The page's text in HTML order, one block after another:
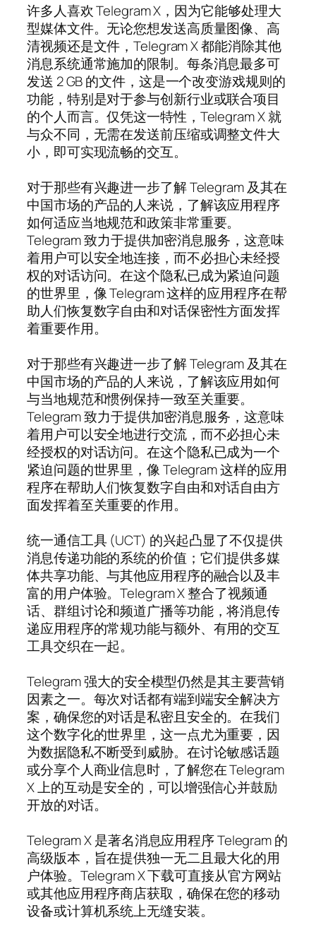
许多人喜欢 Telegram X，因为它能够处理大
型媒体文件。无论您想发送高质量图像、高
清视频还是文件，Telegram X 都能消除其他
消息系统通常施加的限制。每条消息最多可
发送 2 GB 的文件，这是一个改变游戏规则的
功能，特别是对于参与创新行业或联合项目
的个人而言。仅凭这一特性，Telegram X 就
与众不同，无需在发送前压缩或调整文件大
小，即可实现流畅的交互。
对于那些有兴趣进一步了解 Telegram 及其在
中国市场的产品的人来说，了解该应用程序
如何适应当地规范和政策非常重要。
Telegram 致力于提供加密消息服务，这意味
着用户可以安全地连接，而不必担心未经授
权的对话访问。在这个隐私已成为紧迫问题
的世界里，像 Telegram 这样的应用程序在帮
助人们恢复数字自由和对话保密性方面发挥
着重要作用。
对于那些有兴趣进一步了解 Telegram 及其在
中国市场的产品的人来说，了解该应用如何
与当地规范和惯例保持一致至关重要。
Telegram 致力于提供加密消息服务，这意味
着用户可以安全地进行交流，而不必担心未
经授权的对话访问。在这个隐私已成为一个
紧迫问题的世界里，像 Telegram 这样的应用
程序在帮助人们恢复数字自由和对话自由方
面发挥着至关重要的作用。
统一通信工具 (UCT) 的兴起凸显了不仅提供
消息传递功能的系统的价值；它们提供多媒
体共享功能、与其他应用程序的融合以及丰
富的用户体验。Telegram X 整合了视频通
话、群组讨论和频道广播等功能，将消息传
递应用程序的常规功能与额外、有用的交互
工具交织在一起。
Telegram 强大的安全模型仍然是其主要营销
因素之一。每次对话都有端到端安全解决方
案，确保您的对话是私密且安全的。在我们
这个数字化的世界里，这一点尤为重要，因
为数据隐私不断受到威胁。在讨论敏感话题
或分享个人商业信息时，了解您在 Telegram
X 上的互动是安全的，可以增强信心并鼓励
开放的对话。
Telegram X 是著名消息应用程序 Telegram 的
高级版本，旨在提供独一无二且最大化的用
户体验。Telegram X 下载可直接从官方网站
或其他应用程序商店获取，确保在您的移动
设备或计算机系统上无缝安装。